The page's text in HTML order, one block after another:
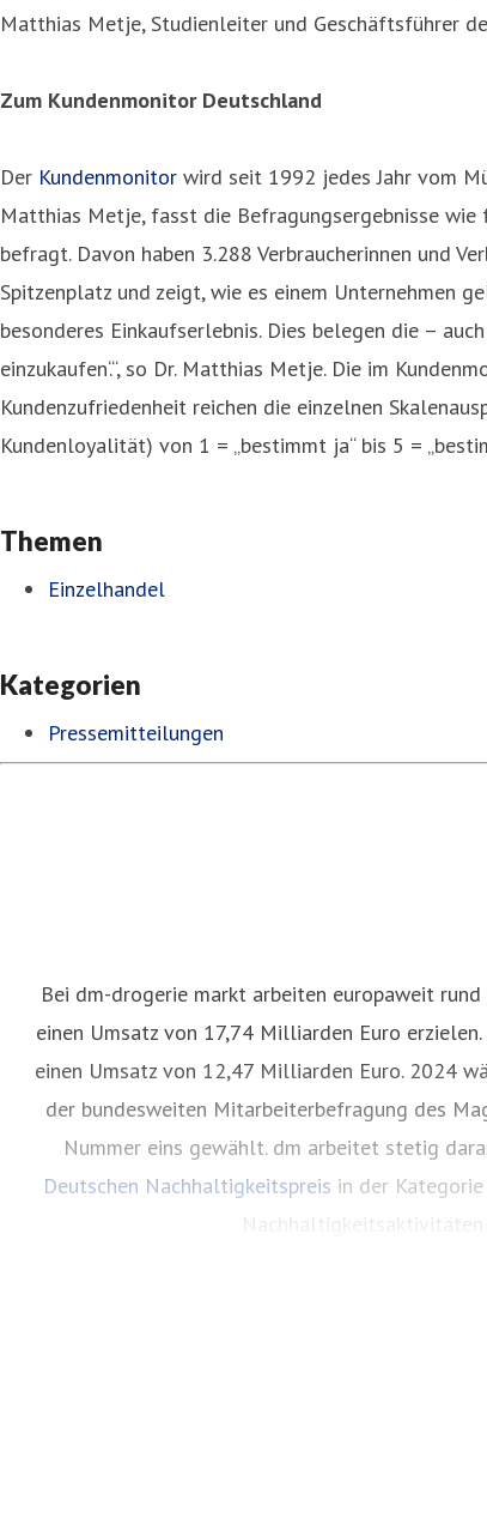
Matthias Metje, Studienleiter und Geschäftsführer
Zum Kundenmonitor Deutschland
Der Kundenmonitor wird seit 1992 jedes Jahr vom
Matthias Metje, fasst die Befragungsergebnisse
befragt. Davon haben 3.288 Verbraucherinnen und
Spitzenplatz und zeigt, wie es einem Unternehmen
besonderes Einkaufserlebnis. Dies belegen die –
einzukaufen‘.“, so Dr. Matthias Metje. Die im
Kundenzufriedenheit reichen die einzelnen
Kundenloyalität) von 1 = „bestimmt ja“ bis 5 =
Themen
Einzelhandel
Kategorien
Pressemitteilungen
Bei dm-drogerie markt arbeiten europaweit
einen Umsatz von 17,74 Milliarden Euro
einen Umsatz von 12,47 Milliarden Euro. 2024
der bundesweiten Mitarbeiterbefragung des
Nummer eins gewählt. dm arbeitet stetig
Deutschen Nachhaltigkeitspreis in der
Nachhaltigkeitsaktivitäten